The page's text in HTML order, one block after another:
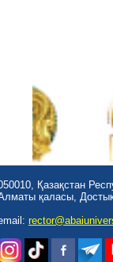
Қазақстан
қаласы,